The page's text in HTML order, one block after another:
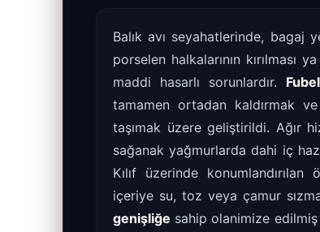
Balık avı seyahatlerinde, bagaj
porselen halkalarının kırılması
maddi hasarlı sorunlardır.
tamamen ortadan kaldırmak
taşımak üzere geliştirildi. Ağır
sağanak yağmurlarda dahi iç
Kılıf üzerinde konumlandırılan
içeriye su, toz veya çamur
genişliğe sahip olanimize edilmiş